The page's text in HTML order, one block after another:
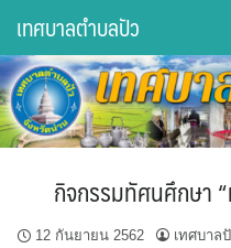
content
DWQA Ask Question
DWQA Questions
กองการศึกษา
เทศบาลตำบลปัว
กิจกรรมทัศนศึกษา
12 กันยายน 2562 เทศบาล